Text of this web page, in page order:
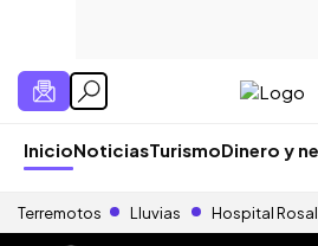
InicioNoticiasTurismoDinero y
Terremotos Lluvias Hospital